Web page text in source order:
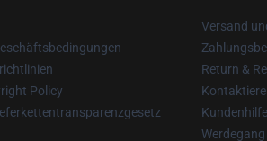
Policy
Versand
Return &
Werdegang